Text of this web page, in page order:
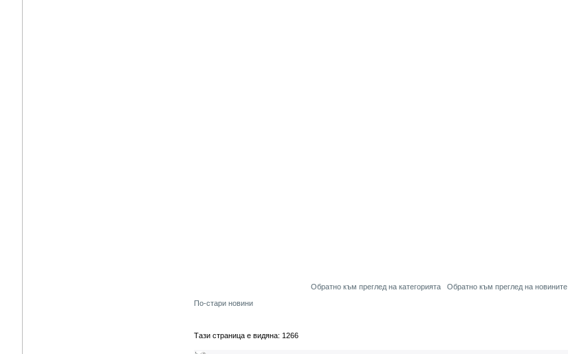
Обратно към преглед на категорията
Обратно към преглед на новините
По-стари новини
Тази страница е видяна: 1266